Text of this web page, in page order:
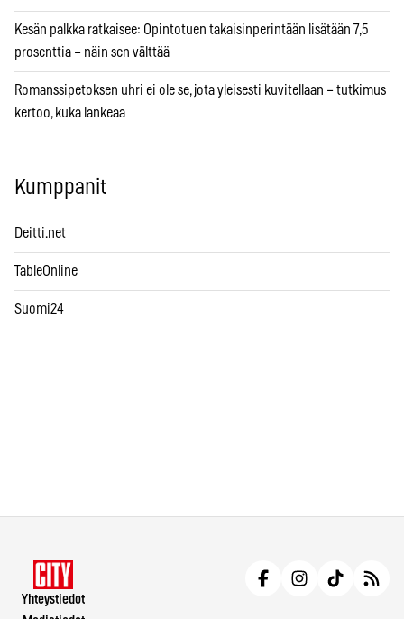
Kesän palkka ratkaisee: Opintotuen takaisinperintään lisätään 7,5
prosenttia – näin sen välttää
Romanssipetoksen uhri ei ole se, jota yleisesti kuvitellaan – tutkimus
kertoo, kuka lankeaa
Kumppanit
Deitti.net
TableOnline
Suomi24
Yhteystiedot